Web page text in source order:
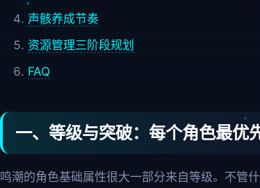
声骸养成节奏
资源管理三阶段规划
FAQ
一、等级与突破：每个角色最优
鸣潮的角色基础属性很大一部分来自等级。不管什